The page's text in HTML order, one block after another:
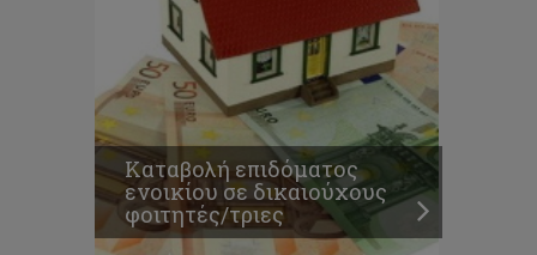
Καταβολή επιδόματος
ενοικίου σε δικαιούχους
φοιτητές/τριες
Αποτελέσματα
μοριοδότησης
νέων
αιτήσεων
για
σκοπούς
επιδόματος
ενοικίου,
2022-
23